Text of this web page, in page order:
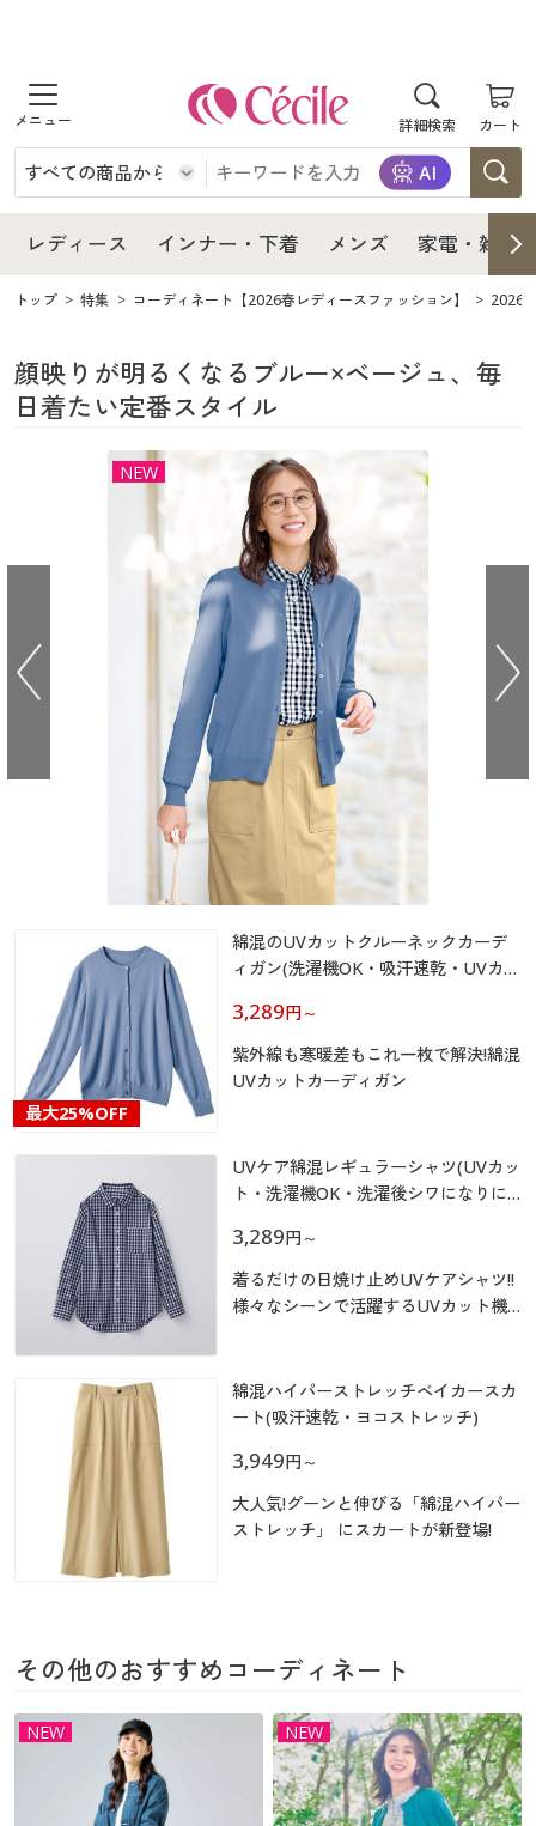
詳細検索 カート
商品を探す
レディース
レディースファッション
女性下着
インナー・下着
インナー・下着通販すべて
女性下着
メンズ
メンズ通販すべて
家電・雑貨
キッチン・雑貨・日用品
寝具・インテリア・家具
寝具・インテリア・家具通販すべて
家具・収納
カーテン・ラグ・ファブリック
美容・健康通販すべて
美容・健康・サプリメント
制服・スクール
制服・スクールすべて
制服・学生服
ジュニア・ティーンズ下着
大きいサイズ通販すべて
大きいサイズ レディース服
大きいサイズ レディース下着
大きいサイズ メンズ
大きいサイズ 事務・制服
バーゲン
シークレットセール
商品カテゴリ一覧
カタログ・チラシからのご注文
デジタルカタログ
カタログ無料プレゼント
マイページ
閲覧履歴
お気に入り
サポート
ご利用ガイド
よくある質問とお問い合わせ
レディース インナー・下着 メンズ 家電・雑貨
レディース
レディース通販すべて
レディースファッション
インナー・下着
インナー・下着通販すべて
女性下着
ジュニア・ティーンズ下着
メンズ
メンズ通販すべて
メンズ下着
家電・雑貨
家電
キッチン・雑貨・日用品
寝具・インテリア・家具通販すべて
家具・収納
カーテン・ラグ・ファブリック
美容・健康
美容・健康通販すべて
美容・健康・サプリメント
制服・スクール
制服・スクールすべて
ジュニア・ティーンズ下着
大きいサイズ通販すべて
大きいサイズ レディース服
大きいサイズ レディース下着
大きいサイズ メンズ
大きいサイズ 事務・制服
シークレットセール
詳細検索
商品カテゴリ一覧
カタログ・チラシからのご注文
カタログ無料プレゼント
会員メニュー
マイページ
閲覧履歴
お気に入り
サポート
ご利用ガイド
よくある質問とお問い合わせ
トップ 特集 コーディネート【2026春レディースファッション】 2026
顔映りが明るくなるブルー×ベージュ、毎
日着たい定番スタイル
NEW
綿混のUVカットクルーネックカーデ
ィガン(洗濯機OK・吸汗速乾・UVカッ
最大25%OFF
3,289円 ～
紫外線も寒暖差もこれ一枚で解決!綿混
UVカットカーディガン
UVケア綿混レギュラーシャツ(UVカッ
ト・洗濯機OK・洗濯後シワになりに
3,289円 ～
着るだけの日焼け止めUVケアシャツ!!
様々なシーンで活躍するUVカット機
く、使い勝手のよさが魅力。カジュア
ルにもきれいめにも自在に着まわせま
綿混ハイパーストレッチベイカースカ
ート(吸汗速乾・ヨコストレッチ)
3,949円 ～
大人気!グーンと伸びる「綿混ハイパー
ストレッチ」 にスカートが新登場!
その他のおすすめコーディネート
NEW NEW